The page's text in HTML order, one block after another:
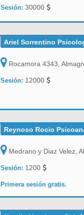
Sesión: 30000
Ariel Sorrentino
Rocamora 4343,
Sesión: 12000
Reynoso Rocio
Medrano y Diaz Velez,
Sesión: 1200
Primera sesión gratis.